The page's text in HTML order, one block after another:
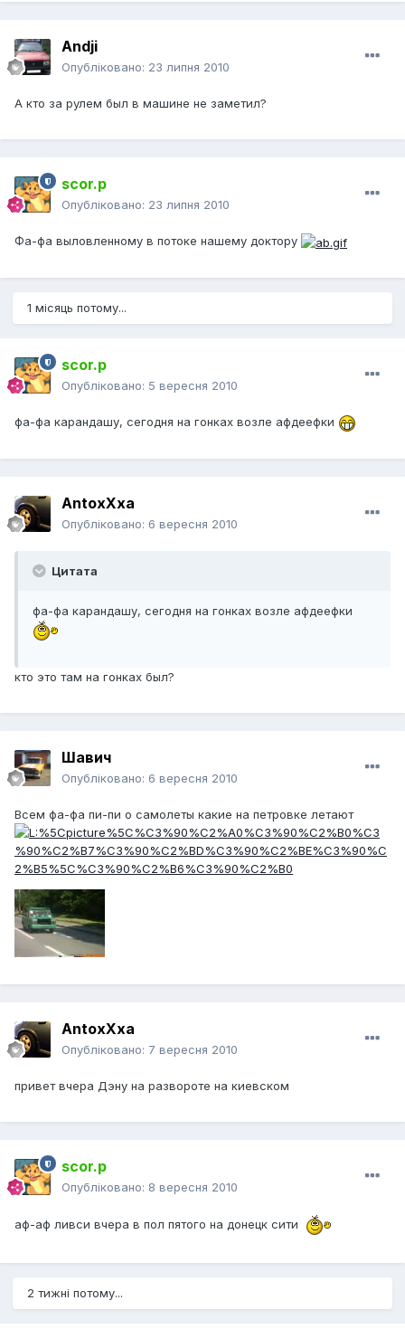
Andji
Опубліковано: 23 липня 2010
А кто за рулем был в машине не заметил?
scor.p
Опубліковано: 23 липня 2010
Фа-фа выловленному в потоке нашему доктору
1 місяць потому...
scor.p
Опубліковано: 5 вересня 2010
фа-фа карандашу, сегодня на гонках возле афдеефки
AntoxXxa
Опубліковано: 6 вересня 2010
Цитата
фа-фа карандашу, сегодня на гонках возле афдеефки
кто это там на гонках был?
Шавич
Опубліковано: 6 вересня 2010
Всем фа-фа пи-пи о самолеты какие на петровке летают
AntoxXxa
Опубліковано: 7 вересня 2010
привет вчера Дэну на развороте на киевском
scor.p
Опубліковано: 8 вересня 2010
аф-аф ливси вчера в пол пятого на донецк сити
2 тижні потому...